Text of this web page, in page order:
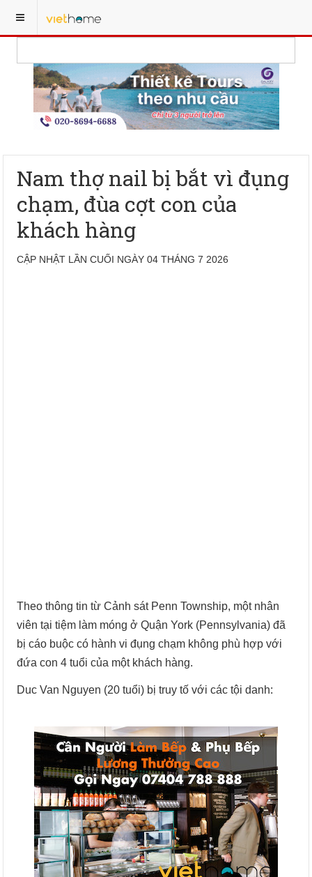
Nam thợ nail bị bắt vì đụng
chạm, đùa cợt con của
khách hàng
CẬP NHẬT LẦN CUỐI NGÀY 04 THÁNG 7 2026
Theo thông tin từ Cảnh sát Penn Township, một nhân
viên tại tiệm làm móng ở Quận York (Pennsylvania) đã
bị cáo buộc có hành vi đụng chạm không phù hợp với
đứa con 4 tuổi của một khách hàng.
Duc Van Nguyen (20 tuổi) bị truy tố với các tội danh: